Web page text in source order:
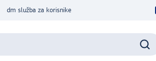
dm služba za korisnike